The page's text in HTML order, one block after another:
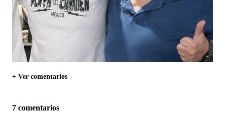
+ Ver comentarios
7 comentarios